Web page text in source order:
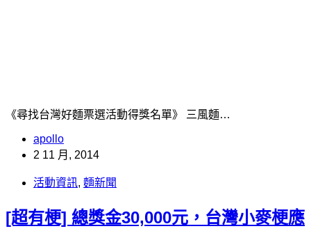
《尋找台灣好麵票選活動得獎名單》 三風麵…
apollo
2 11 月, 2014
活動資訊, 麵新聞
[超有梗] 總獎金30,000元，台灣小麥梗應